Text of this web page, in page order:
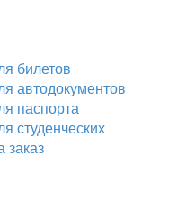
билетов
автодокументов
паспорта
студенческих
заказ